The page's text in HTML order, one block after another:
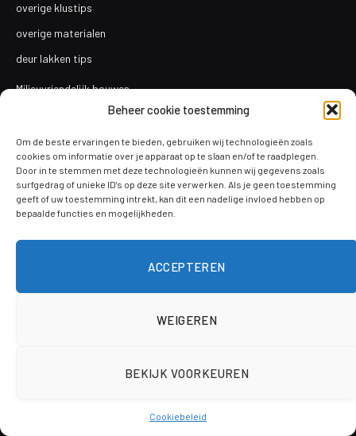
Beheer cookie toestemming
Om de beste ervaringen te bieden, gebruiken wij technologieën zoals
cookies om informatie over je apparaat op te slaan en/of te raadplegen.
Door in te stemmen met deze technologieën kunnen wij gegevens zoals
surfgedrag of unieke ID's op deze site verwerken. Als je geen toestemming
geeft of uw toestemming intrekt, kan dit een nadelige invloed hebben op
bepaalde functies en mogelijkheden.
ACCEPTEREN
WEIGEREN
BEKIJK VOORKEUREN
Cookiebeleid
overige klustips
overige materialen
deur lakken tips
Milieuvriendelijk bouwen
Verf en afwerkingen
Schilderen en decoreren
Vergunningen
bouwkwaliteit
Duurzaam edelsteen gehoor